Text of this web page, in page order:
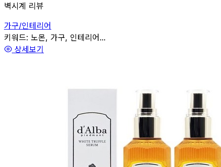
벽시계 리뷰
가구/인테리어
관련
키워드: 노몬, 가구, 인테리어...
상세보기